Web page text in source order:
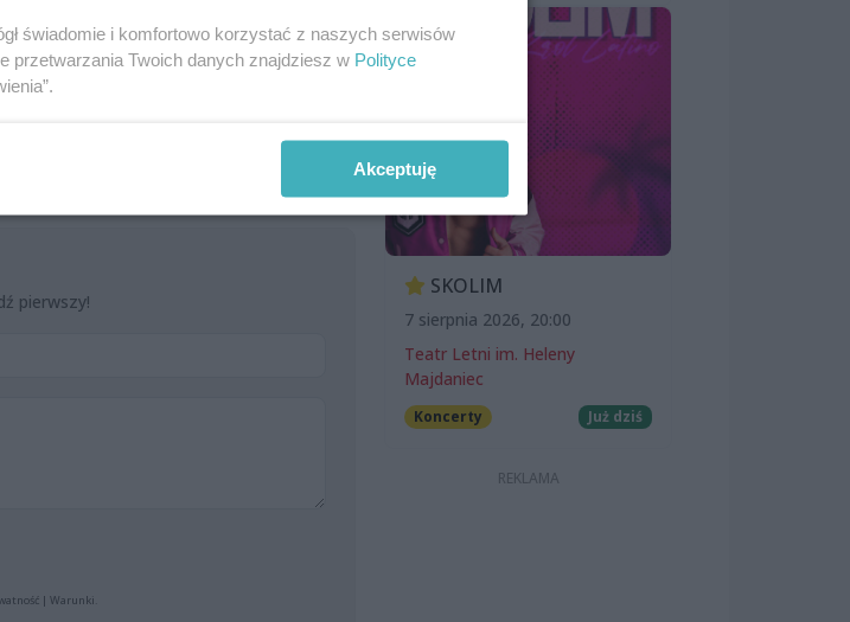
pierwszy!
| Warunki
SKOLIM
7 sierpnia 2026, 20:00
Teatr Letni im. Heleny
Majdaniec
Koncerty Już dziś
świadomie i komfortowo korzystać z naszych serwisów
przetwarzania Twoich danych znajdziesz w Polityce
Akceptuję